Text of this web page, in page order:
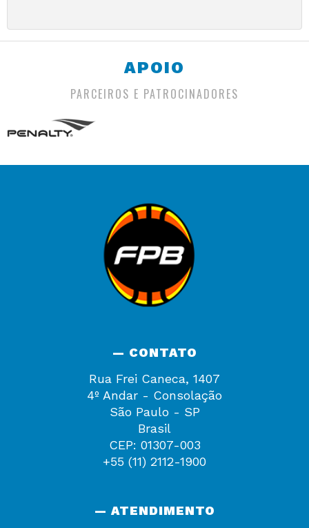
APOIO
PARCEIROS E PATROCINADORES
— CONTATO
Rua Frei Caneca, 1407
4º Andar - Consolação
São Paulo - SP
Brasil
CEP: 01307-003
+55 (11) 2112-1900
— ATENDIMENTO